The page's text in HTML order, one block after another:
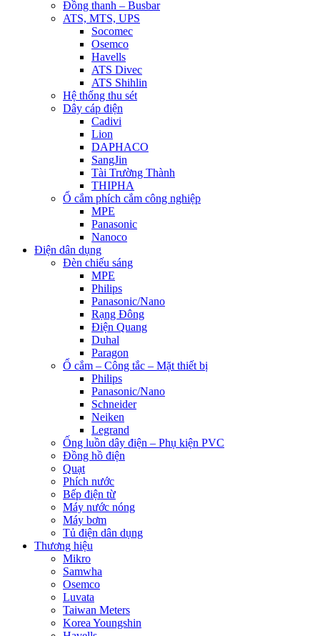
Đồng thanh – Busbar
ATS, MTS, UPS
Socomec
Osemco
Havells
ATS Divec
ATS Shihlin
Hệ thống thu sét
Dây cáp điện
Cadivi
Lion
DAPHACO
SangJin
Tài Trường Thành
THIPHA
Ổ cắm phích cắm công nghiệp
MPE
Panasonic
Nanoco
Điện dân dụng
Đèn chiếu sáng
MPE
Philips
Panasonic/Nano
Rạng Đông
Điện Quang
Duhal
Paragon
Ổ cắm – Công tắc – Mặt thiết bị
Philips
Panasonic/Nano
Schneider
Neiken
Legrand
Ống luồn dây điện – Phụ kiện PVC
Đồng hồ điện
Quạt
Phích nước
Bếp điện từ
Máy nước nóng
Máy bơm
Tủ điện dân dụng
Thương hiệu
Mikro
Samwha
Osemco
Luvata
Taiwan Meters
Korea Youngshin